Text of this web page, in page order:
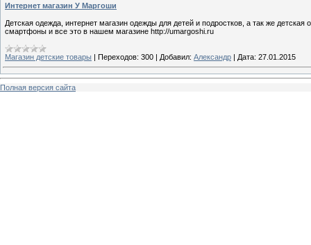
Интернет магазин У Маргоши
Детская одежда, интернет магазин одежды для детей и подростков, а так же
смартфоны и все это в нашем магазине http://umargoshi.ru
Магазин детские товары | Переходов: 300 | Добавил: Александр | Дата: 27.01.2015
Полная версия сайта